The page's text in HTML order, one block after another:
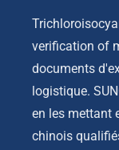
verification of
documents
logistique.
en les mettant
chinois